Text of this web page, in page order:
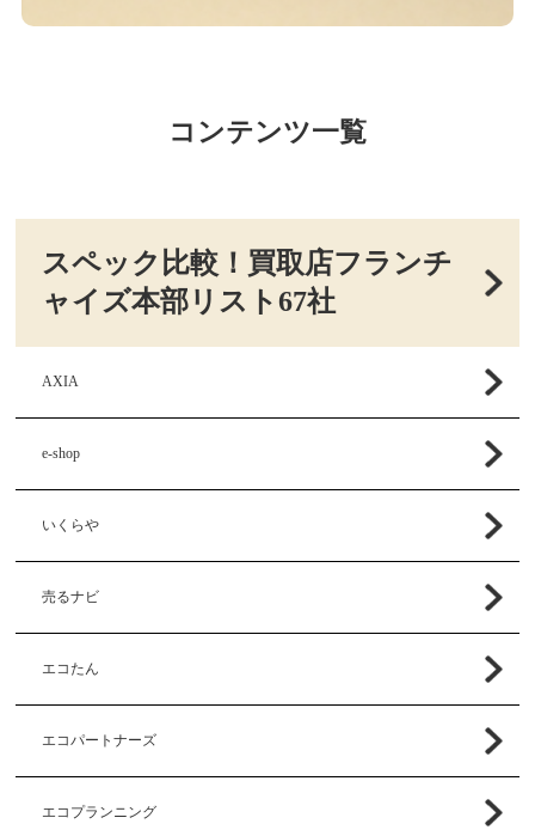
コンテンツ一覧
スペック比較！買取店フランチ
ャイズ本部リスト67社
AXIA
e-shop
いくらや
売るナビ
エコたん
エコパートナーズ
エコプランニング